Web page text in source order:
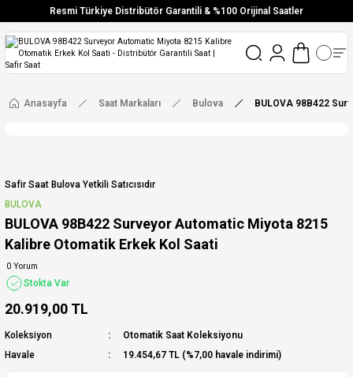
Resmi Türkiye Distribütör Garantili & %100 Orijinal Saatler
Vade Farksız 6 Taksit
Aynı Gün Stoktan Gönderim
Ücretsiz Kargo
Anasayfa Saat Markaları Bulova BULOVA 98B422
Safir Saat Bulova Yetkili Satıcısıdır
BULOVA
BULOVA 98B422 Surveyor Automatic Miyota 8215
Kalibre Otomatik Erkek Kol Saati
0 Yorum
Stokta Var
20.919,00 TL
Koleksiyon
Otomatik Saat Koleksiyonu
Havale
19.454,67 TL (%7,00 havale indirimi)